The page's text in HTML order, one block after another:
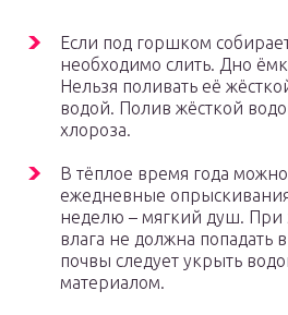
Если под горшком
необходимо слить. Дно
Нельзя поливать её
водой. Полив жёсткой
хлороза.
В тёплое время года
ежедневные опрыскивания
неделю – мягкий душ. При
влага не должна попадать
почвы следует укрыть
материалом.